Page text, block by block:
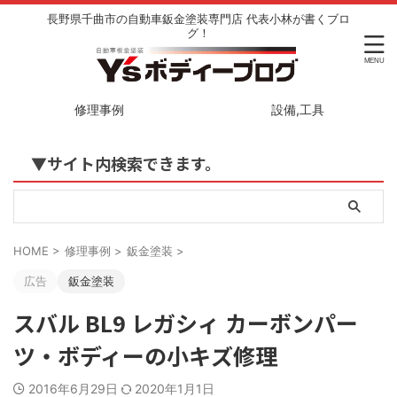
長野県千曲市の自動車鈑金塗装専門店 代表小林が書くブロ
グ！
修理事例 設備,工具
▼サイト内検索できます。
HOME > 修理事例 > 鈑金塗装 >
広告 鈑金塗装
スバル BL9 レガシィ カーボンパー
ツ・ボディーの小キズ修理
2016年6月29日 2020年1月1日